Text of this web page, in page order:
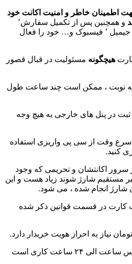
اطمینان خاطر و امنیت اکانت خود
و همچنین پس از تکمیل سفارش٬
تایید دو مرحله ای اکتیویژن ٬ جیمیل ٬ فیسبوک و… خود را فعال
هیچگونه مسئولیت در قبال قصور
به نوبت ، ممکن است چند ساعت طول
در پنل های خارجی به هیچ وجه
وقت از سی پی واریزی استفاده
کنید.
اکانتشان و تحریمی که وجود
مستقیم شارژ شوند زیاد هست و این
انجام شده ، می شود.
در قسمت قوانین ذکر شده
۲۴ ساعت کاری است